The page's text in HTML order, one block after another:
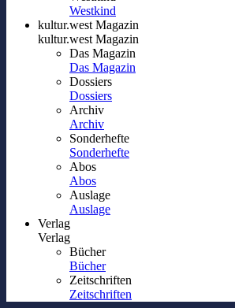
Westkind
kultur.west Magazin
kultur.west Magazin
Das Magazin
Das Magazin
Dossiers
Dossiers
Archiv
Archiv
Sonderhefte
Sonderhefte
Abos
Abos
Auslage
Auslage
Verlag
Verlag
Bücher
Bücher
Zeitschriften
Zeitschriften